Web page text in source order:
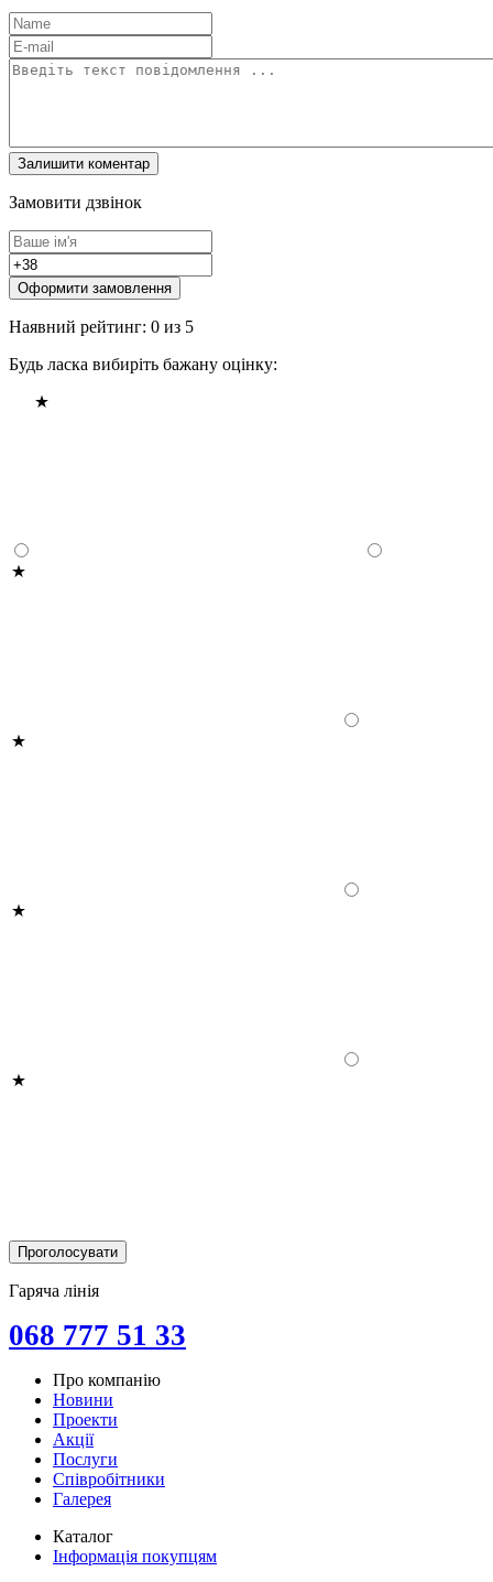
Замовити дзвінок
Оформити замовлення
Наявний рейтинг: 0 из 5
Будь ласка вибиріть бажану оцінку:
Гаряча лінія
068 777 51 33
Про компанію
Новини
Проекти
Акції
Послуги
Співробітники
Галерея
Каталог
Інформація покупцям